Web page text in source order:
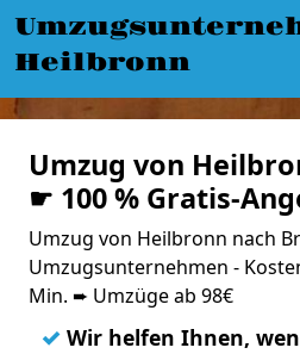
Heilbronn
Umzug von
☛ 100 % Gratis-
Umzug von Heilbronn nach
Umzugsunternehmen -
Min. ➨ Umzüge ab 98€
✓ Wir helfen Ihnen,